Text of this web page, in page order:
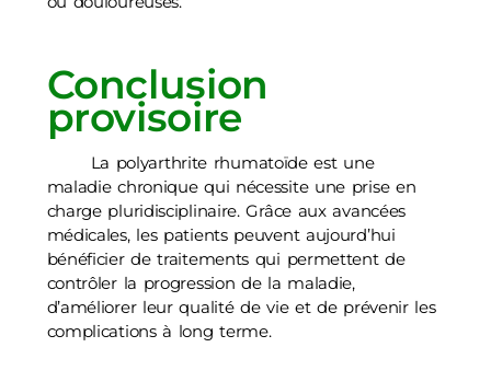
Conclusion
provisoire
La polyarthrite rhumatoïde est une
maladie chronique qui nécessite une prise en
charge pluridisciplinaire. Grâce aux avancées
médicales, les patients peuvent aujourd’hui
bénéficier de traitements qui permettent de
contrôler la progression de la maladie,
d’améliorer leur qualité de vie et de prévenir les
complications à long terme.